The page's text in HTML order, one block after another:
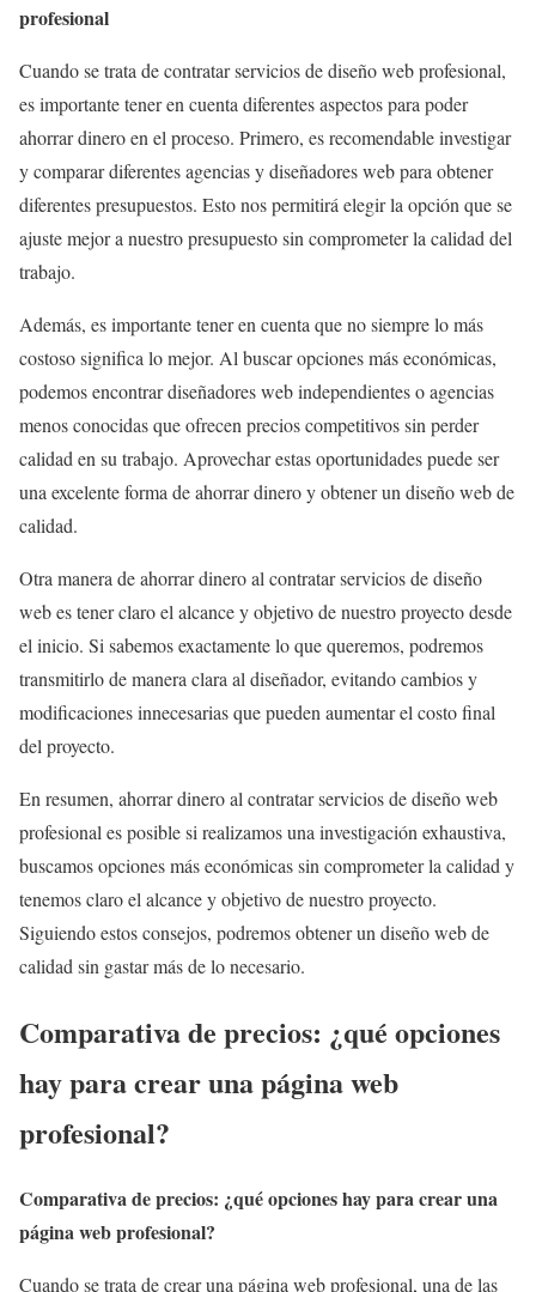
profesional
Cuando se trata de contratar servicios de diseño web profesional,
es importante tener en cuenta diferentes aspectos para poder
ahorrar dinero en el proceso. Primero, es recomendable investigar
y comparar diferentes agencias y diseñadores web para obtener
diferentes presupuestos. Esto nos permitirá elegir la opción que se
ajuste mejor a nuestro presupuesto sin comprometer la calidad del
trabajo.
Además, es importante tener en cuenta que no siempre lo más
costoso significa lo mejor. Al buscar opciones más económicas,
podemos encontrar diseñadores web independientes o agencias
menos conocidas que ofrecen precios competitivos sin perder
calidad en su trabajo. Aprovechar estas oportunidades puede ser
una excelente forma de ahorrar dinero y obtener un diseño web de
calidad.
Otra manera de ahorrar dinero al contratar servicios de diseño
web es tener claro el alcance y objetivo de nuestro proyecto desde
el inicio. Si sabemos exactamente lo que queremos, podremos
transmitirlo de manera clara al diseñador, evitando cambios y
modificaciones innecesarias que pueden aumentar el costo final
del proyecto.
En resumen, ahorrar dinero al contratar servicios de diseño web
profesional es posible si realizamos una investigación exhaustiva,
buscamos opciones más económicas sin comprometer la calidad y
tenemos claro el alcance y objetivo de nuestro proyecto.
Siguiendo estos consejos, podremos obtener un diseño web de
calidad sin gastar más de lo necesario.
Comparativa de precios: ¿qué opciones
hay para crear una página web
profesional?
Comparativa de precios: ¿qué opciones hay para crear una
página web profesional?
Cuando se trata de crear una página web profesional, una de las